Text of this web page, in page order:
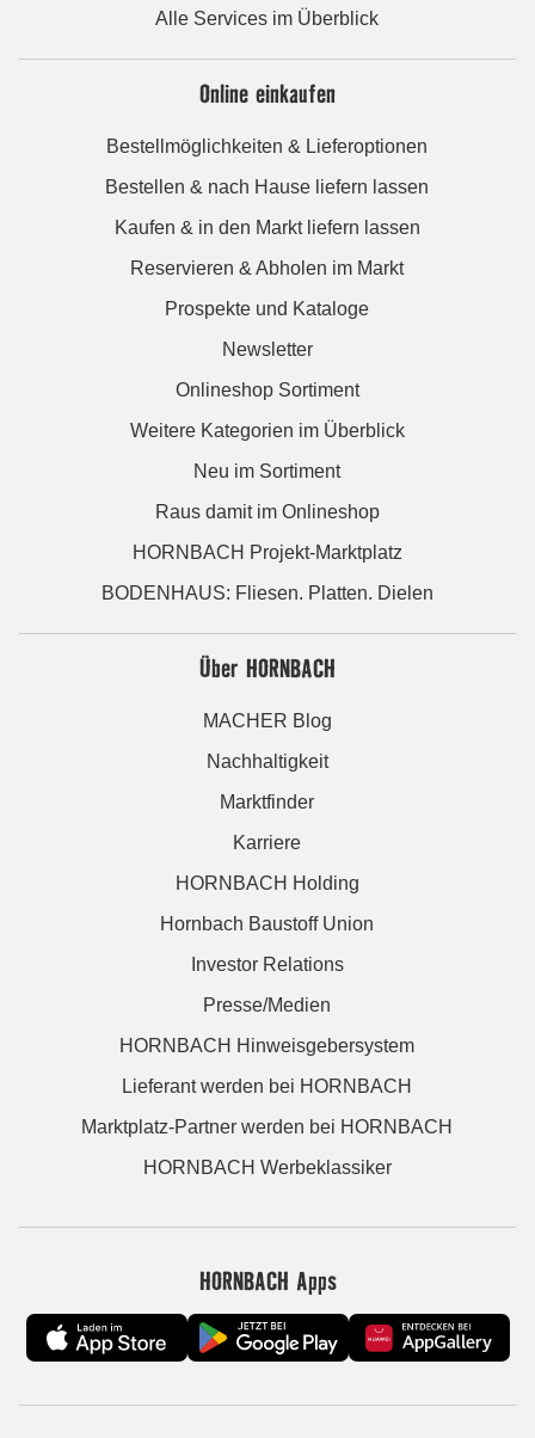
Alle Services im Überblick
Online einkaufen
Bestellmöglichkeiten & Lieferoptionen
Bestellen & nach Hause liefern lassen
Kaufen & in den Markt liefern lassen
Reservieren & Abholen im Markt
Prospekte und Kataloge
Newsletter
Onlineshop Sortiment
Weitere Kategorien im Überblick
Neu im Sortiment
Raus damit im Onlineshop
HORNBACH Projekt-Marktplatz
BODENHAUS: Fliesen. Platten. Dielen
Über HORNBACH
MACHER Blog
Nachhaltigkeit
Marktfinder
Karriere
HORNBACH Holding
Hornbach Baustoff Union
Investor Relations
Presse/Medien
HORNBACH Hinweisgebersystem
Lieferant werden bei HORNBACH
Marktplatz-Partner werden bei HORNBACH
HORNBACH Werbeklassiker
HORNBACH Apps